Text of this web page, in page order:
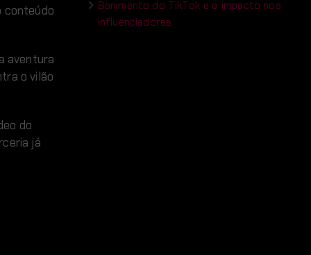
aventura
o vilão
do
já
Banimento do TikTok e o impacto nos
influenciadores